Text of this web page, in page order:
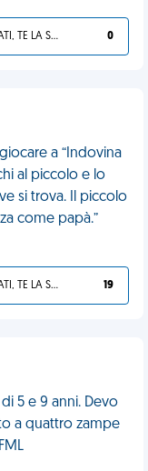
SVEGLIATI, TE LA SEI CERCATA! 0
a “Indovina
al piccolo e lo
si trova. Il piccolo
come papà.”
SVEGLIATI, TE LA SEI CERCATA! 19
5 e 9 anni. Devo
a quattro zampe